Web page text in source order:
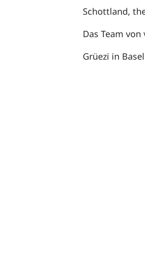
Schottland,
Das Team
Grüezi in